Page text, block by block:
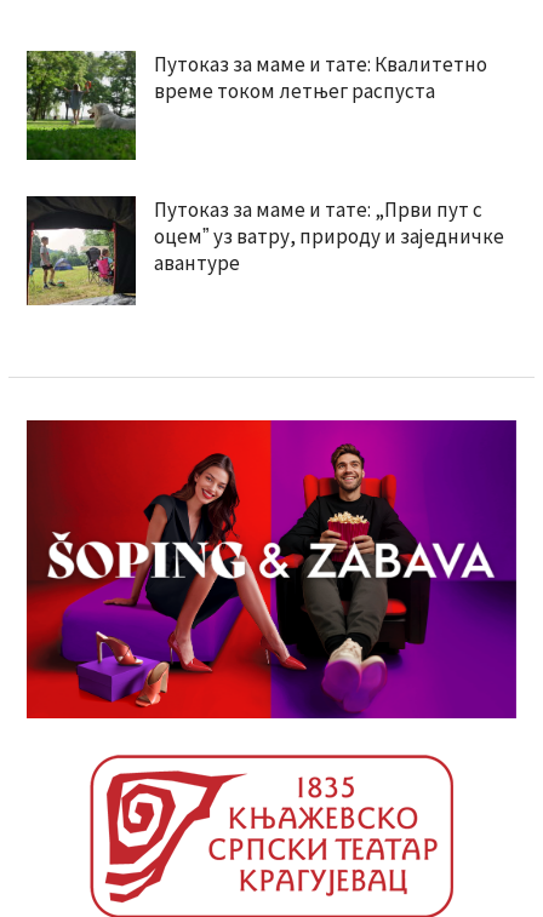
Путоказ за маме и тате: Квалитетно
време током летњег распуста
Путоказ за маме и тате: „Први пут с
оцемˮ уз ватру, природу и заједничке
авантуре